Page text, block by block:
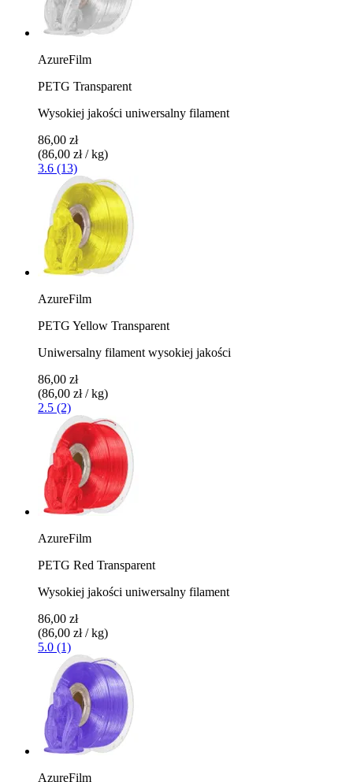
AzureFilm
PETG Transparent
Wysokiej jakości uniwersalny filament
86,00 zł
(86,00 zł / kg)
3.6 (13)
AzureFilm
PETG Yellow Transparent
Uniwersalny filament wysokiej jakości
86,00 zł
(86,00 zł / kg)
2.5 (2)
AzureFilm
PETG Red Transparent
Wysokiej jakości uniwersalny filament
86,00 zł
(86,00 zł / kg)
5.0 (1)
AzureFilm